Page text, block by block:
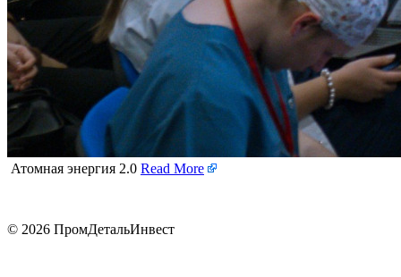
Атомная энергия 2.0 Read More
© 2026 ПромДетальИнвест